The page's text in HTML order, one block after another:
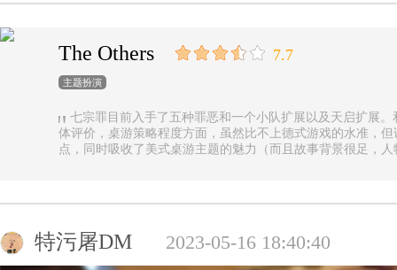
The Others 7.7
主题扮演
七宗罪目前入手了五种罪恶和一个小队扩展以及天启扩展
体评价，桌游策略程度方面，虽然比不上德式游戏的水准，
点，同时吸收了美式桌游主题的魅力（而且故事背景很足，
事推进，化身降临，如若不慎，充满力量的化身必将索去英
罪恶中最有气势的，很不错，而作为拓展中的天启和天启四
特污屠DM 2023-05-16 18:40:40